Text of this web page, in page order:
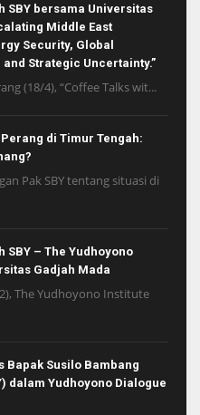
SBY bersama Universitas
Middle East
Security, Global
and Strategic Uncertainty.”
(18/4), “Coffee Talks wit...
di Timur Tengah:
Pak SBY tentang situasi di
SBY – The Yudhoyono
Gadjah Mada
The Yudhoyono Institute
Bapak Susilo Bambang
dalam Yudhoyono Dialogue